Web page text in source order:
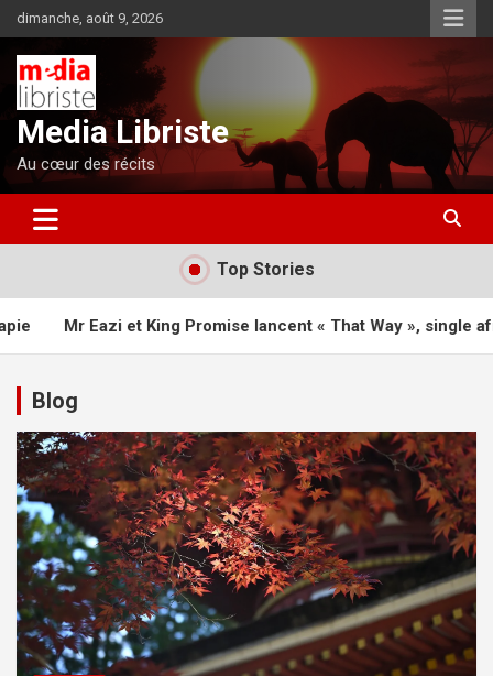
Aller
au
contenu
dimanche, août 9, 2026
Media Libriste
Au cœur des récits
Top Stories
et King Promise lancent « That Way », single afro-pop
Blog